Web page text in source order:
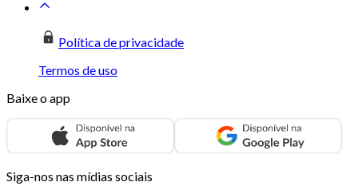
Política de privacidade
Termos de uso
Baixe o app
Siga-nos nas mídias sociais